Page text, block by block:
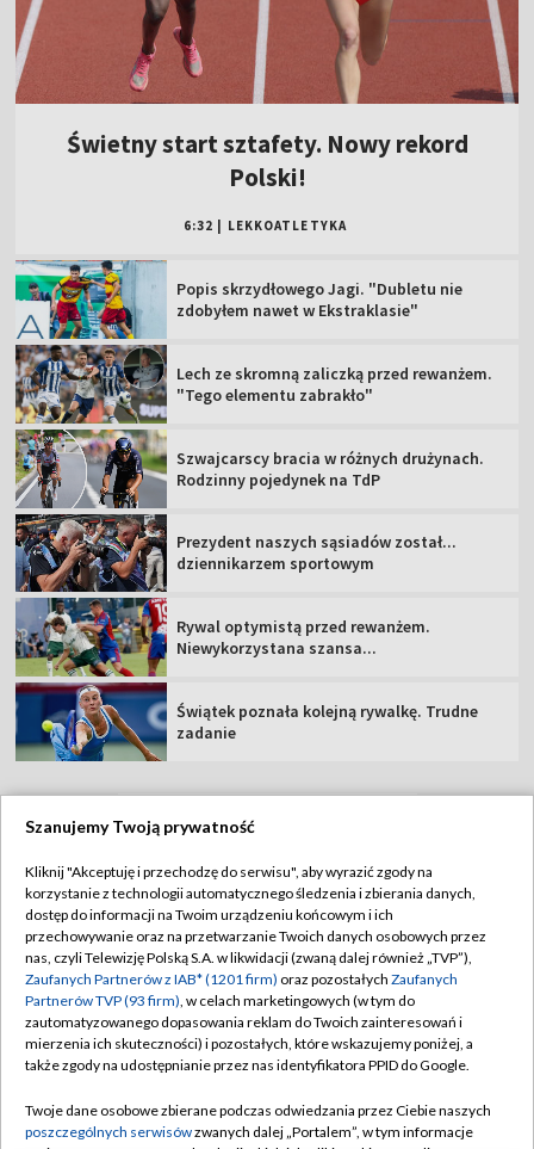
Świetny start sztafety. Nowy rekord
Polski!
6:32 LEKKOATLETYKA
Popis skrzydłowego Jagi. "Dubletu nie
zdobyłem nawet w Ekstraklasie"
Lech ze skromną zaliczką przed rewanżem.
"Tego elementu zabrakło"
Szwajcarscy bracia w różnych drużynach.
Rodzinny pojedynek na TdP
Prezydent naszych sąsiadów został...
dziennikarzem sportowym
Rywal optymistą przed rewanżem.
Niewykorzystana szansa...
Świątek poznała kolejną rywalkę. Trudne
zadanie
Abonament TVP
Sklep TVP
Biuro Reklamy
Oferta Handlowa
Telegazeta ogłoszenia
Rada Programowa
Regulamin TVP
Polityka prywatności
Moje zgody
Biuro reklamy
Kontakt
Kanały
Szanujemy Twoją prywatność
Kliknij "Akceptuję i przechodzę do serwisu", aby wyrazić zgody na
korzystanie z technologii automatycznego śledzenia i zbierania danych,
dostęp do informacji na Twoim urządzeniu końcowym i ich
przechowywanie oraz na przetwarzanie Twoich danych osobowych przez
nas, czyli Telewizję Polską S.A. w likwidacji (zwaną dalej również „TVP”),
Zaufanych Partnerów z IAB* (1201 firm) oraz pozostałych Zaufanych
Partnerów TVP (93 firm), w celach marketingowych (w tym do
zautomatyzowanego dopasowania reklam do Twoich zainteresowań i
mierzenia ich skuteczności) i pozostałych, które wskazujemy poniżej, a
także zgody na udostępnianie przez nas identyfikatora PPID do Google.
Twoje dane osobowe zbierane podczas odwiedzania przez Ciebie naszych
poszczególnych serwisówzwanych dalej „Portalem”, w tym informacje